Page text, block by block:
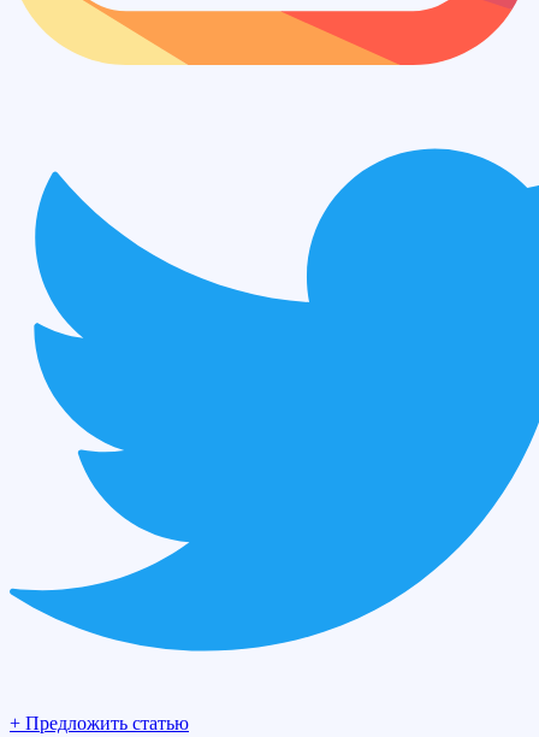
+ Предложить статью